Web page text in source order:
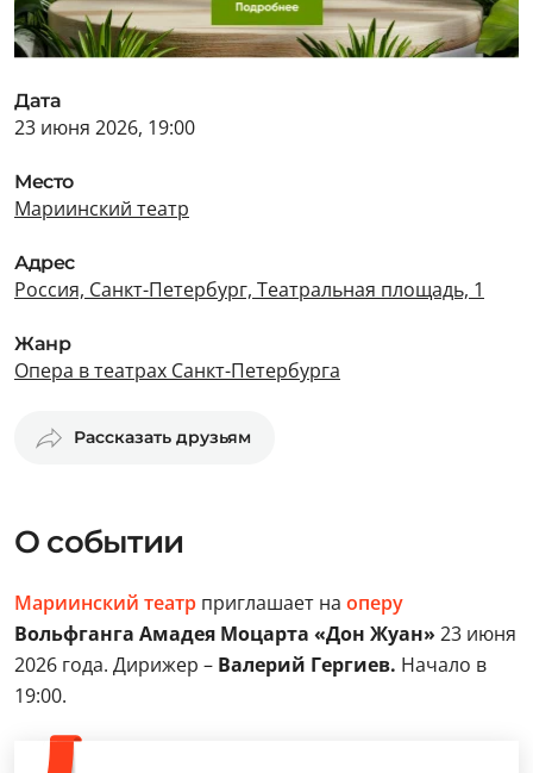
Дата
23 июня 2026, 19:00
Место
Мариинский театр
Адрес
Россия, Санкт-Петербург, Театральная площадь, 1
Жанр
Опера в театрах Санкт-Петербурга
Рассказать друзьям
О событии
Мариинский театр приглашает на оперу
Вольфганга Амадея Моцарта «Дон Жуан» 23 июня
2026 года. Дирижер – Валерий Гергиев. Начало в
19:00.